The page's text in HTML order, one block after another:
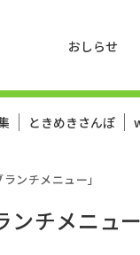
おしらせ
ときめきさんぽ
ンチメニュー」
チメニュー